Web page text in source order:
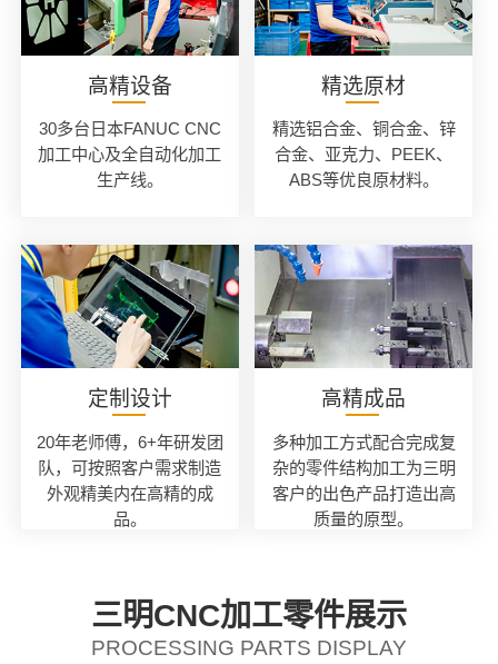
高精设备
30多台日本FANUC CNC
加工中心及全自动化加工
生产线。
精选原材
精选铝合金、铜合金、锌
合金、亚克力、PEEK、
ABS等优良原材料。
定制设计
20年老师傅，6+年研发团
队，可按照客户需求制造
外观精美内在高精的成
品。
高精成品
多种加工方式配合完成复
杂的零件结构加工为三明
客户的出色产品打造出高
质量的原型。
三明CNC加工零件展示
PROCESSING PARTS DISPLAY